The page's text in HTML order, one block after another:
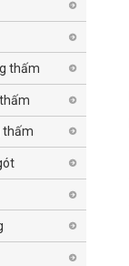
thấm
thấm